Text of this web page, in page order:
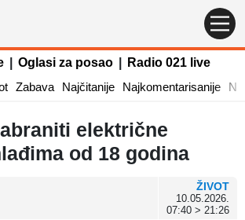
Oglasi za posao
Radio 021 live
Zabava Najčitanije Najkomentarisanije
električne
od 18 godina
ŽIVOT
10.05.2026.
07:40 > 21:26